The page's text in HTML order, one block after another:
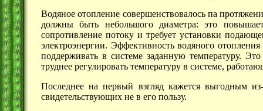
Водяное отопление совершенствовалось па
должны быть небольшого диаметра: это
сопротивление потоку и требует установки
электроэнергии. Эффективность водяного
поддерживать в системе заданную температуру.
труднее регулировать температуру в системе,
Последнее на первый взгляд кажется выгодным
свидетельствующих не в его пользу.